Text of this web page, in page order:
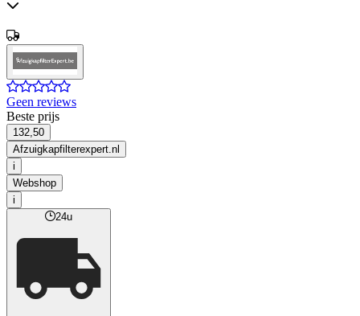
Geen reviews
Beste prijs
132,50
Afzuigkapfilterexpert.nl
i
Webshop
i
24u